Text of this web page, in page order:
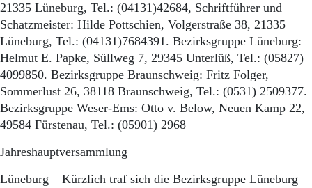
21335 Lüneburg, Tel.: (04131)42684, Schriftführer und
Schatzmeister: Hilde Pottschien, Volgerstraße 38, 21335
Lüneburg, Tel.: (04131)7684391. Bezirksgruppe Lüneburg:
Helmut E. Papke, Süllweg 7, 29345 Unterlüß, Tel.: (05827)
4099850. Bezirksgruppe Braunschweig: Fritz Folger,
Sommerlust 26, 38118 Braunschweig, Tel.: (0531) 2509377.
Bezirksgruppe Weser-Ems: Otto v. Below, Neuen Kamp 22,
49584 Fürstenau, Tel.: (05901) 2968
Jahreshauptversammlung
Lüneburg – Kürzlich traf sich die Bezirksgruppe Lüneburg